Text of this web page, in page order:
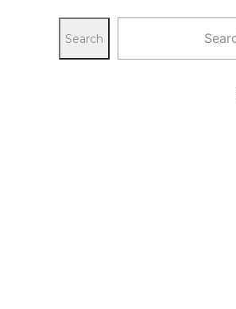
Search